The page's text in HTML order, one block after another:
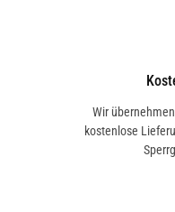
Wir
kostenlose